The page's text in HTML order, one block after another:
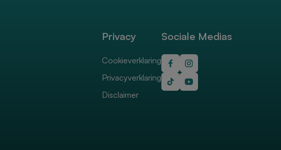
Privacy
Cookieverklaring
Privacyverklaring
Disclaimer
Sociale Medias